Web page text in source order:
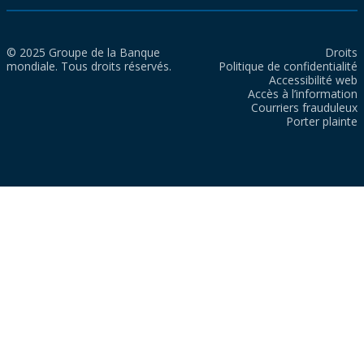
© 2025 Groupe de la Banque
mondiale. Tous droits réservés.
Droits
Politique de confidentialité
Accessibilité web
Accès à l’information
Courriers frauduleux
Porter plainte